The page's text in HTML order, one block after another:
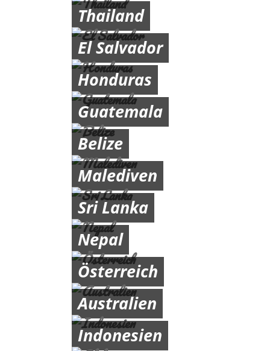
Thailand
El Salvador
Honduras
Guatemala
Belize
Malediven
Sri Lanka
Nepal
Österreich
Australien
Indonesien